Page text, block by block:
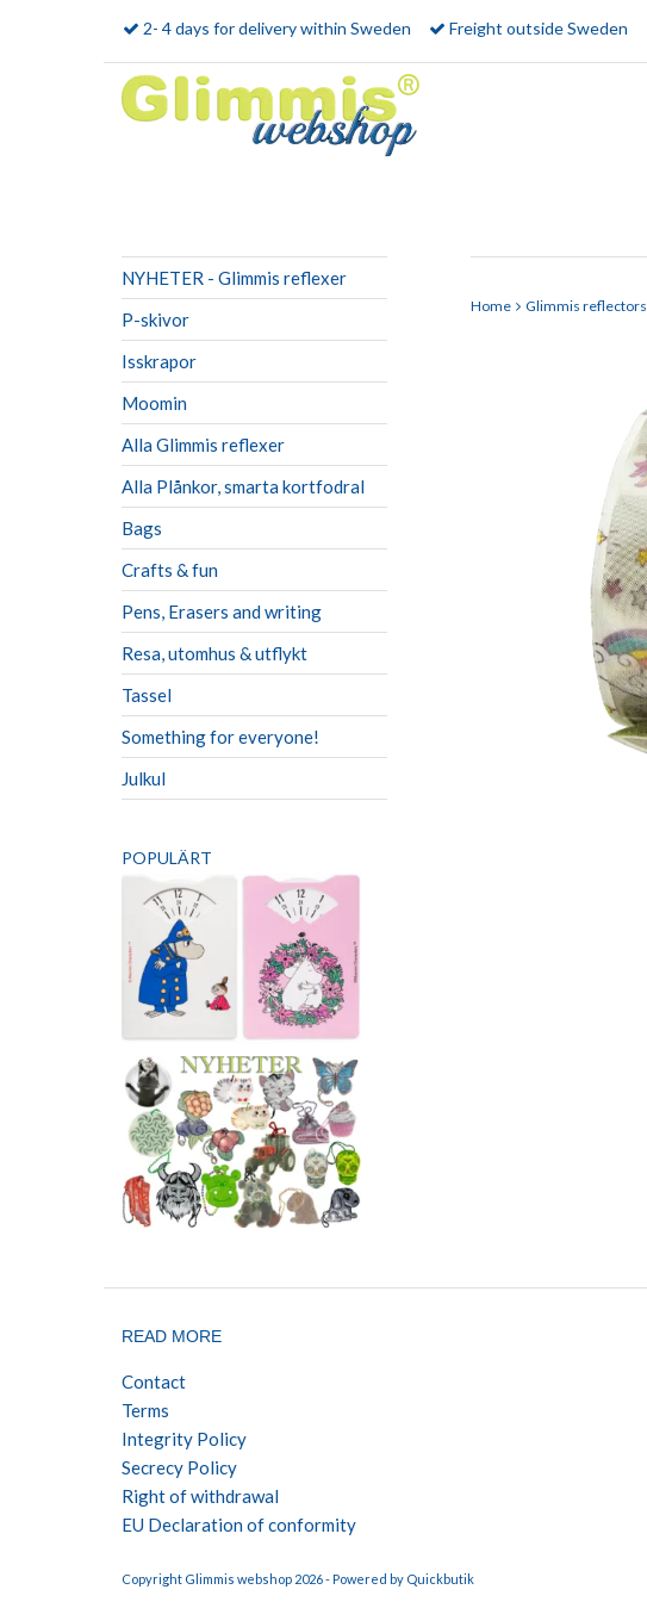
2- 4 days for delivery within Sweden Freight outside Sweden
NYHETER - Glimmis reflexer
P-skivor
Isskrapor
Moomin
Alla Glimmis reflexer
Alla Plånkor, smarta kortfodral
Bags
Crafts & fun
Pens, Erasers and writing
Resa, utomhus & utflykt
Tassel
Something for everyone!
Julkul
POPULÄRT
Home Glimmis reflectors
READ MORE
Contact
Terms
Integrity Policy
Secrecy Policy
Right of withdrawal
EU Declaration of conformity
Copyright Glimmis webshop 2026 -Powered by Quickbutik